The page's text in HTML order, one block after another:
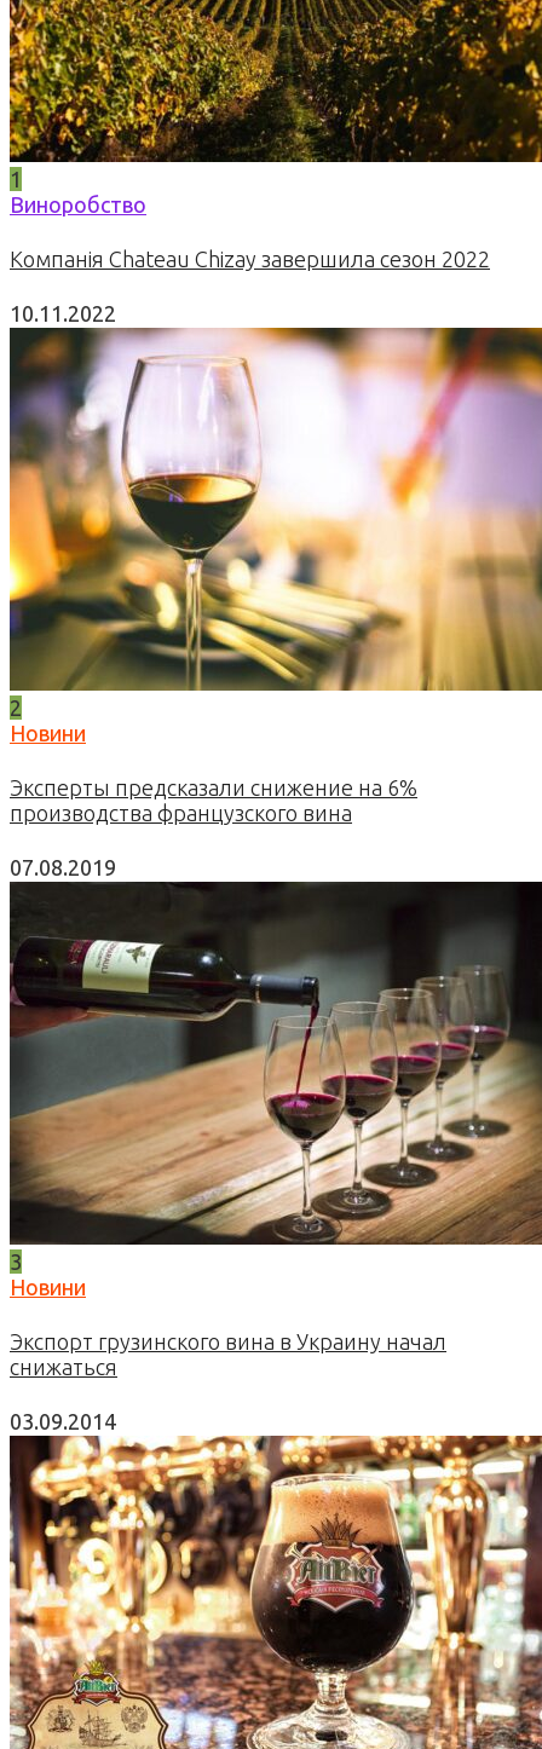
1
Виноробство
Компанія Chateau Chizay завершила сезон 2022
10.11.2022
2
Новини
Эксперты предсказали снижение на 6%
производства французского вина
07.08.2019
3
Новини
Экспорт грузинского вина в Украину начал
снижаться
03.09.2014